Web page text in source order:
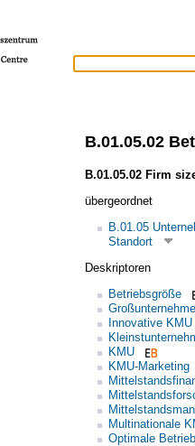
B.01.05.02
B.01.05.02 Firm
übergeordnet
B.01.05
Standort
Deskriptoren
Betriebsgröße
Innovative KMU
KMU
KMU-Marketing
Multinationale
Optimale